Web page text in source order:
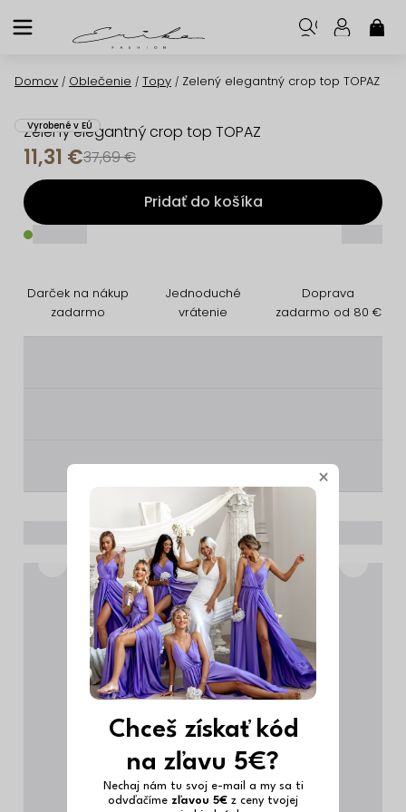
na
Domov / Oblečenie / Topy / Zelený elegantný crop top TOPAZ
Zelený elegantný crop top TOPAZ
Vyrobené v EÚ
37,69 €
11,31 €
Pridať do košíka
Darček na nákup
zadarmo
Jednoduché
vrátenie
Doprava
zadarmo od 80 €
________
×
Chceš získať kód
na zľavu 5€?
Nechaj nám tu svoj e-mail a my sa ti
odvďačíme zľavou 5€ z ceny tvojej